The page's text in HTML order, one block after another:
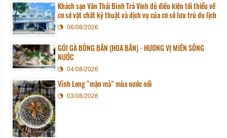
Khách sạn Văn Thái Bình Trà Vinh đủ điều kiện tối thiểu về
cơ sở vật chất kỹ thuật và dịch vụ của cơ sở lưu trú du lịch
06/08/2026
GỎI GÀ BÔNG BẦN (HOA BẦN) - HƯƠNG VỊ MIỀN SÔNG
NƯỚC
04/08/2026
Vĩnh Long “mặn mà” mùa nước nổi
03/08/2026